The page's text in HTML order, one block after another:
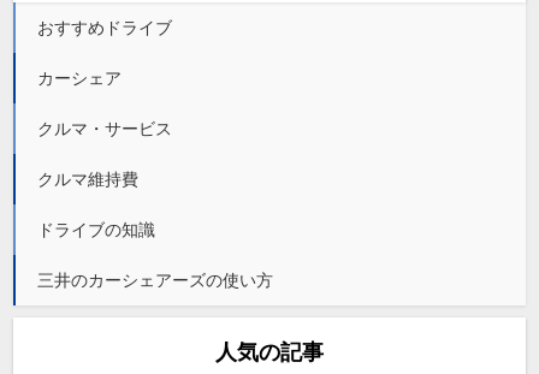
おすすめドライブ
カーシェア
クルマ・サービス
クルマ維持費
ドライブの知識
三井のカーシェアーズの使い方
人気の記事